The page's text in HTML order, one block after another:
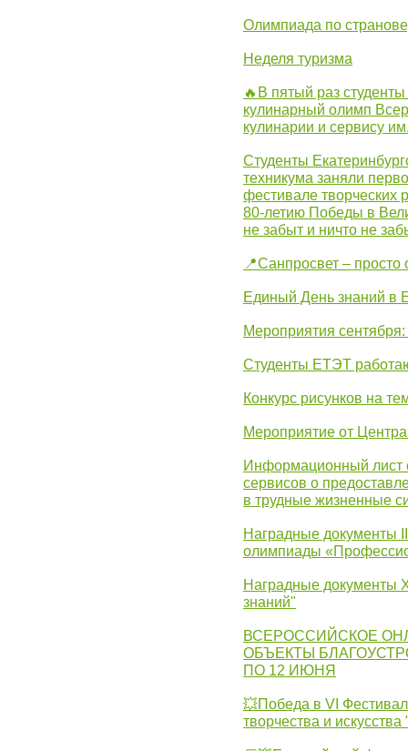
Олимпиада по
Неделя туризма
🔥В пятый раз
кулинарный олимп
кулинарии и сервису
Студенты
техникума заняли
фестивале
80-летию Победы в
не забыт и ничто не
📍Санпросвет –
Единый День знаний в
Мероприятия
Студенты ЕТЭТ
Конкурс рисунков на
Мероприятие от
Информационный лист
сервисов о
в трудные жизненные
Наградные документы
олимпиады
Наградные документы
знаний"
ВСЕРОССИЙСКОЕ
ОБЪЕКТЫ
ПО 12 ИЮНЯ
💥Победа в VI
творчества и